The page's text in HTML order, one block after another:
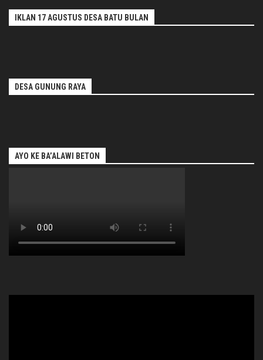
IKLAN 17 AGUSTUS DESA BATU BULAN
DESA GUNUNG RAYA
AYO KE BA’ALAWI BETON